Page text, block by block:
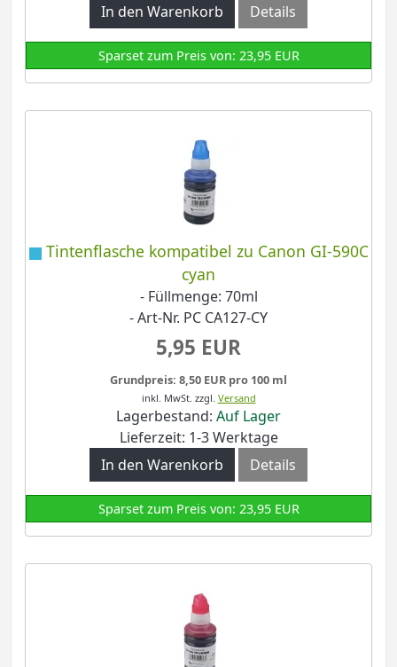
In den Warenkorb
Details
Sparset zum Preis von: 23,95 EUR
Tintenflasche kompatibel zu Canon GI-590C
cyan
- Füllmenge: 70ml
- Art-Nr. PC CA127-CY
5,95 EUR
Grundpreis: 8,50 EUR pro 100 ml
inkl. MwSt. zzgl. Versand
Lagerbestand: Auf Lager
Lieferzeit: 1-3 Werktage
In den Warenkorb
Details
Sparset zum Preis von: 23,95 EUR